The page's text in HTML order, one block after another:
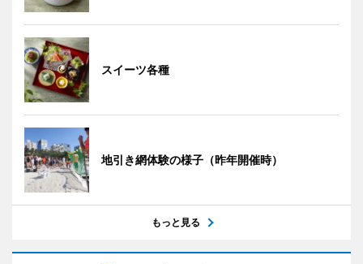
スイーツ各種
地引き網体験の様子（昨年開催時）
もっと見る